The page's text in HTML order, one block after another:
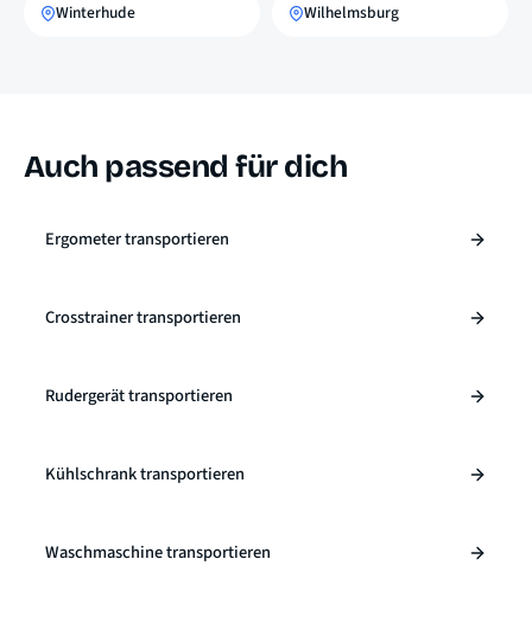
Winterhude Wilhelmsburg
Auch passend für dich
Ergometer transportieren
Crosstrainer transportieren
Rudergerät transportieren
Kühlschrank transportieren
Waschmaschine transportieren